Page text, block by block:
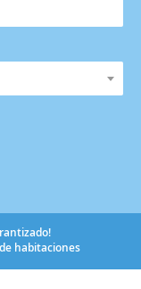
habitaciones